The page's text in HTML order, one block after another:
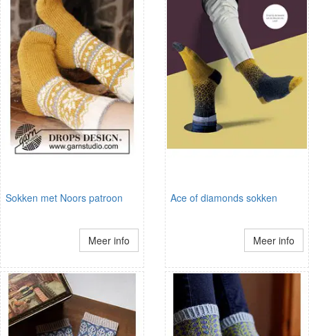
Sokken met Noors patroon
Meer info
Ace of diamonds sokken
Meer info